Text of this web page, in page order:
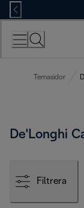
Skip
to
Content
Temasidor
De'Longhi
Filtrera